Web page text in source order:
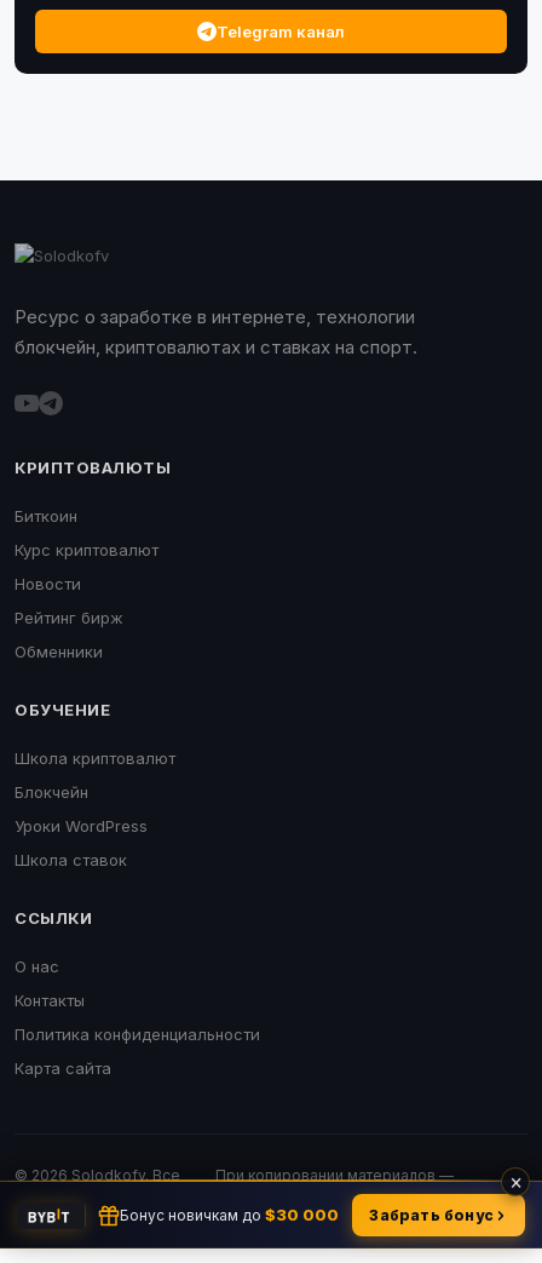
Telegram канал
Ресурс о заработке в интернете, технологии
блокчейн, криптовалютах и ставках на спорт.
КРИПТОВАЛЮТЫ
Биткоин
Курс криптовалют
Новости
Рейтинг бирж
Обменники
ОБУЧЕНИЕ
Школа криптовалют
Блокчейн
Уроки WordPress
Школа ставок
ССЫЛКИ
О нас
Контакты
Политика конфиденциальности
Карта сайта
© 2026 Solodkofv. Все
При копировании материалов —
обязательна активная ссылка.
×
Бонус новичкам до $30 000 Забрать бонус